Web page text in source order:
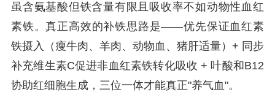
虽含氨基酸但铁含量有限且吸收率不如动物性血红
素铁。真正高效的补铁思路是——优先保证血红素
铁摄入（瘦牛肉、羊肉、动物血、猪肝适量）+ 同步
补充维生素C促进非血红素铁转化吸收 + 叶酸和B12
协助红细胞生成，三位一体才能真正"养气血"。